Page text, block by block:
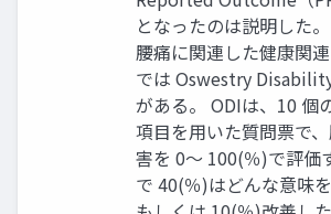
となったのは説明した。
腰痛に関連した健康関
では Oswestry
がある。 ODIは、10 個
項目を用いた質問票で
害を 0～ 100(％)で評価
で 40(％)はどんな意味を